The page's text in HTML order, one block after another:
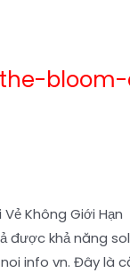
được khả năng
info vn. Đây là